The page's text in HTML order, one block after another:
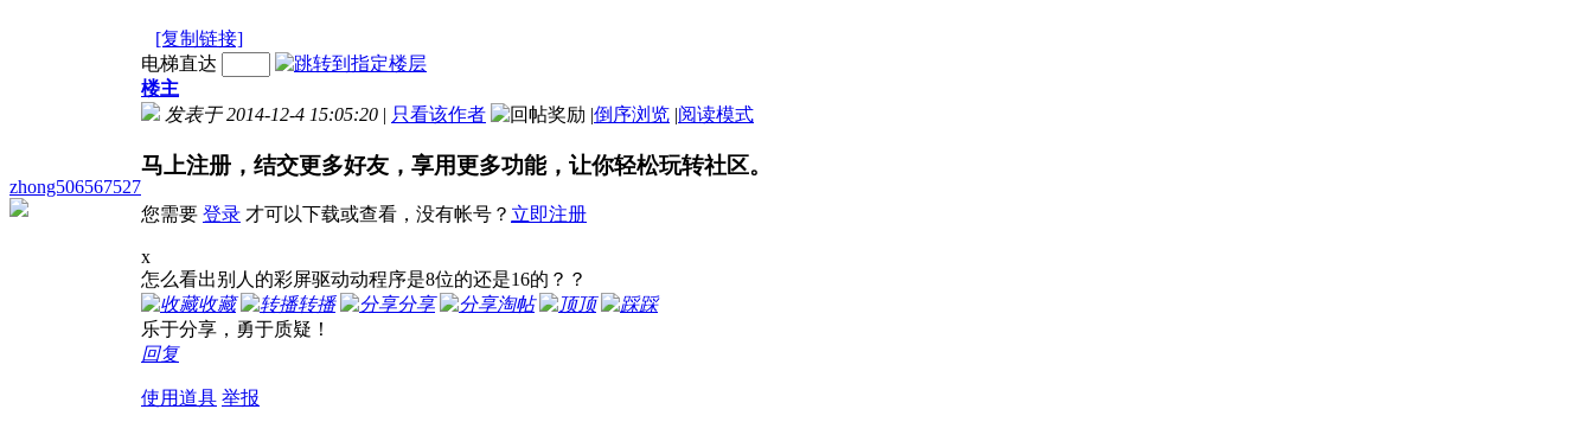
[复制链接]
zhong506567527
电梯直达
楼主
发表于 2014-12-4 15:05:20 | 只看该作者 |倒序浏览 |阅读模式
马上注册，结交更多好友，享用更多功能，让你轻松玩转社区。
您需要 登录 才可以下载或查看，没有帐号？ 立即注册
x
怎么看出别人的彩屏驱动动程序是8位的还是16的？？
收藏
转播 分享 淘帖 顶
踩
乐于分享，勇于质疑！
回复
使用道具 举报